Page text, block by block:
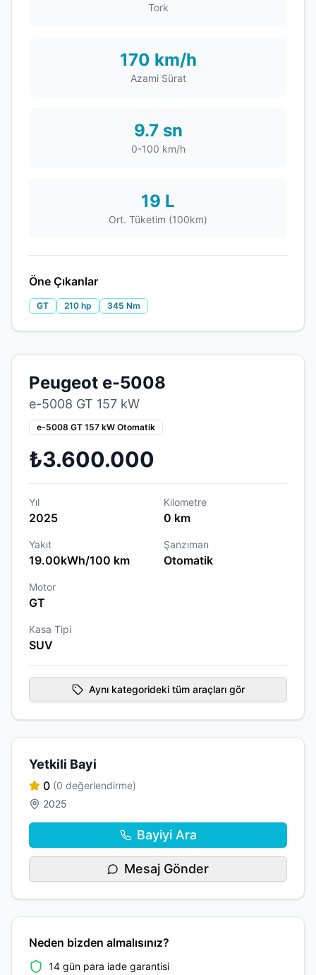
Tork
170 km/h
Azami Sürat
9.7 sn
0-100 km/h
19 L
Ort. Tüketim (100km)
Öne Çıkanlar
GT 210 hp 345 Nm
Peugeot e-5008
e-5008 GT 157 kW
e-5008 GT 157 kW Otomatik
₺3.600.000
Yıl
2025
Kilometre
0 km
Yakıt
19.00kWh/100 km
Şanzıman
Otomatik
Motor
GT
Kasa Tipi
SUV
Aynı kategorideki tüm araçları gör
Yetkili Bayi
0 (0 değerlendirme)
2025
Bayiyi Ara
Mesaj Gönder
Neden bizden almalısınız?
14 gün para iade garantisi